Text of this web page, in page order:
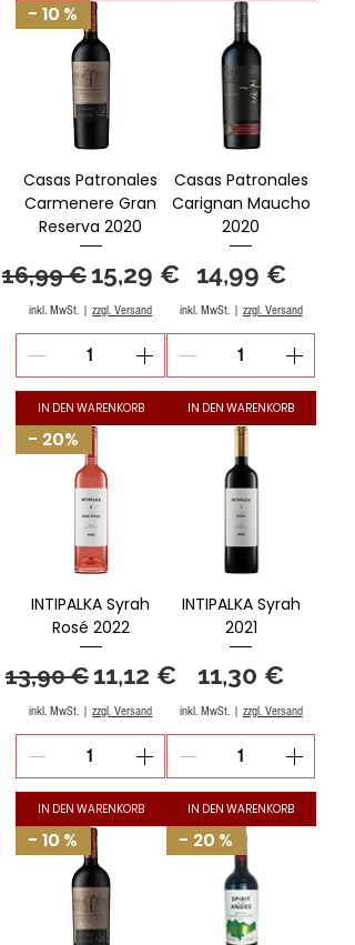
- 10 %
Casas Patronales
Carmenere Gran
Reserva 2020
Standardpreis
16,99 € Sale-Preis
15,29 €
inkl. MwSt. |zzgl. Versand
IN DEN WARENKORB
Casas Patronales
Carignan Maucho
2020
Preis
14,99 €
inkl. MwSt. | zzgl. Versand
IN DEN WARENKORB
- 20%
INTIPALKA Syrah
Rosé 2022
Standardpreis
13,90 € Sale-Preis
11,12 €
inkl. MwSt. |zzgl. Versand
IN DEN WARENKORB
INTIPALKA Syrah
2021
Preis
11,30 €
inkl. MwSt.| zzgl. Versand
IN DEN WARENKORB
- 10 % - 20 %